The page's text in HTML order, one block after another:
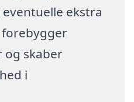
ekstra
forebygger
og skaber
i